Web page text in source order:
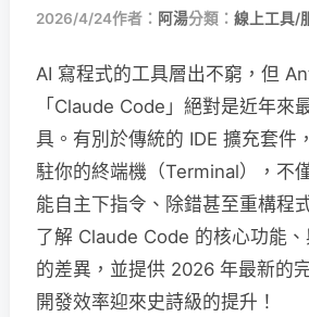
2026/4/24作者： 阿湯分類： 線上工具/
AI 寫程式的工具層出不窮，但
「Claude Code」絕對是近年來
具。有別於傳統的 IDE 擴充套件
駐你的終端機（Terminal），不
能自主下指令、除錯甚至重構程
了解 Claude Code 的核心功能
的差異，並提供 2026 年最新的
開發效率迎來史詩級的提升！